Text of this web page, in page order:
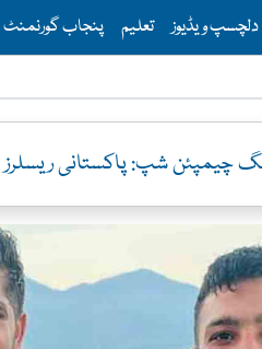
This is the
دلچسپ ویڈیوز تعلیم پنجاب گورنمنٹ
پاکستانی ریسلرز نے گولڈ اور سلور میڈل جیت لیے